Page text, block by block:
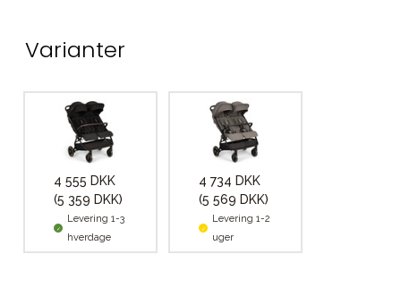
Varianter
4 555 DKK
(5 359 DKK)
Levering 1-3
hverdage
4 734 DKK
(5 569 DKK)
Levering 1-2
uger